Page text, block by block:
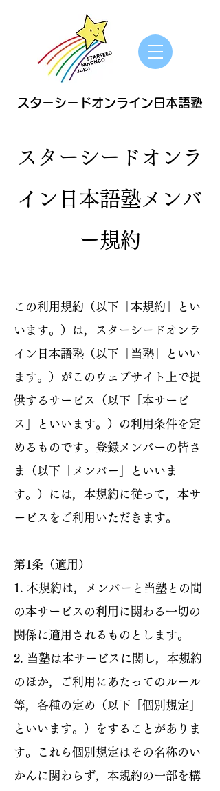
スターシードオンライン日本語塾
スターシードオンラ
イン日本語塾メンバ
ー規約
この利用規約（以下「本規約」とい
います。）は，スターシードオンラ
イン日本語塾（以下「当塾」といい
ます。）がこのウェブサイト上で提
供するサービス（以下「本サービ
ス」といいます。）の利用条件を定
めるものです。登録メンバーの皆さ
ま（以下「メンバー」といいま
す。）には，本規約に従って，本サ
ービスをご利用いただきます。
第1条（適用）
1. 本規約は，メンバーと当塾との間
の本サービスの利用に関わる一切の
関係に適用されるものとします。
2. 当塾は本サービスに関し，本規約
のほか，ご利用にあたってのルール
等，各種の定め（以下「個別規定」
といいます。）をすることがありま
す。これら個別規定はその名称のい
かんに関わらず，本規約の一部を構